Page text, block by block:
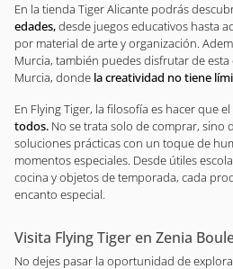
En la tienda Tiger Alicante podrás
edades,desde juegos educativos hasta
por material de arte y organización.
Murcia, también puedes disfrutar de
Murcia, donde la creatividad no tiene
En Flying Tiger, la filosofía es hacer que
todos. No se trata solo de comprar, sino
soluciones prácticas con un toque de
momentos especiales. Desde útiles
cocina y objetos de temporada, cada
encanto especial.
Visita Flying Tiger en Zenia
No dejes pasar la oportunidad de